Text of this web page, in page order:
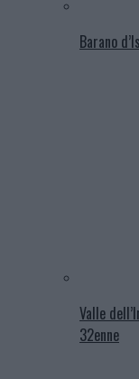
Barano
Valle
32enne